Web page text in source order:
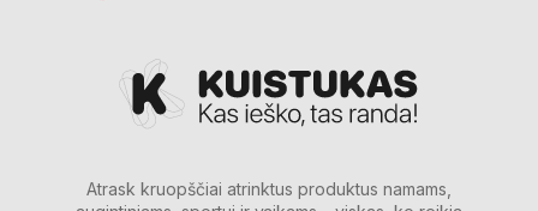
Atrask kruopščiai atrinktus produktus namams,